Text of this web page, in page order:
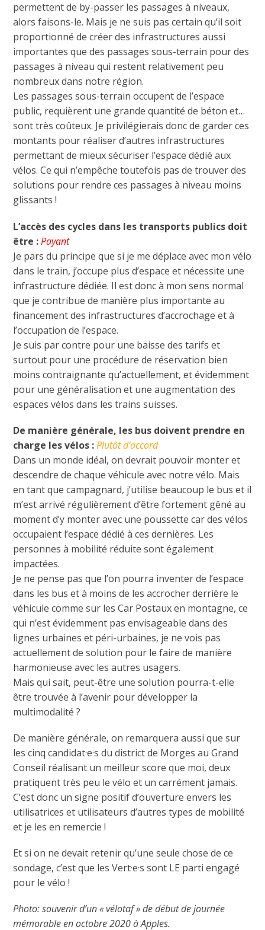
permettent de by-passer les passages à niveaux,
alors faisons-le. Mais je ne suis pas certain qu’il soit
proportionné de créer des infrastructures aussi
importantes que des passages sous-terrain pour des
passages à niveau qui restent relativement peu
nombreux dans notre région.
Les passages sous-terrain occupent de l’espace
public, requièrent une grande quantité de béton et…
sont très coûteux. Je privilégierais donc de garder ces
montants pour réaliser d’autres infrastructures
permettant de mieux sécuriser l’espace dédié aux
vélos. Ce qui n’empêche toutefois pas de trouver des
solutions pour rendre ces passages à niveau moins
glissants !
L’accès des cycles dans les transports publics doit
être :Payant
Je pars du principe que si je me déplace avec mon vélo
dans le train, j’occupe plus d’espace et nécessite une
infrastructure dédiée. Il est donc à mon sens normal
que je contribue de manière plus importante au
financement des infrastructures d’accrochage et à
l’occupation de l’espace.
Je suis par contre pour une baisse des tarifs et
surtout pour une procédure de réservation bien
moins contraignante qu’actuellement, et évidemment
pour une généralisation et une augmentation des
espaces vélos dans les trains suisses.
De manière générale, les bus doivent prendre en
charge les vélos : Plutôt d’accord
Dans un monde idéal, on devrait pouvoir monter et
descendre de chaque véhicule avec notre vélo. Mais
en tant que campagnard, j’utilise beaucoup le bus et il
m’est arrivé régulièrement d’être fortement gêné au
moment d’y monter avec une poussette car des vélos
occupaient l’espace dédié à ces dernières. Les
personnes à mobilité réduite sont également
impactées.
Je ne pense pas que l’on pourra inventer de l’espace
dans les bus et à moins de les accrocher derrière le
véhicule comme sur les Car Postaux en montagne, ce
qui n’est évidemment pas envisageable dans des
lignes urbaines et péri-urbaines, je ne vois pas
actuellement de solution pour le faire de manière
harmonieuse avec les autres usagers.
Mais qui sait, peut-être une solution pourra-t-elle
être trouvée à l’avenir pour développer la
multimodalité ?
De manière générale, on remarquera aussi que sur
les cinq candidat·e·s du district de Morges au Grand
Conseil réalisant un meilleur score que moi, deux
pratiquent très peu le vélo et un carrément jamais.
C’est donc un signe positif d’ouverture envers les
utilisatrices et utilisateurs d’autres types de mobilité
et je les en remercie !
Et si on ne devait retenir qu’une seule chose de ce
sondage, c’est que les Vert·e·s sont LE parti engagé
pour le vélo !
Photo: souvenir d’un « vélotaf » de début de journée
mémorable en octobre 2020 à Apples.